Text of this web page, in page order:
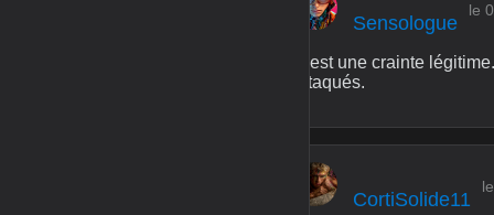
Sensologue
le
C'est une crainte
attaqués.
CortiSolide11